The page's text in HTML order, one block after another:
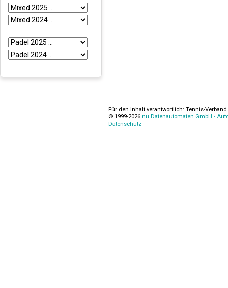
Für den Inhalt verantwortlich: Tennis-
© 1999-2026 nu Datenautomaten GmbH -
Datenschutz